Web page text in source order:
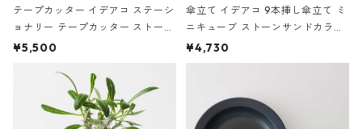
テープカッター イデアコ ステーシ
ョナリー テープカッター ストーン
サンドカラー 石調 ideaco Station
¥5,500
傘立て イデアコ 9本挿し傘立て ミ
ニキューブ ストーンサンドカラー
石調 ideaco Umbrella Stand CUB
E ストーンサンドブラック
¥4,730